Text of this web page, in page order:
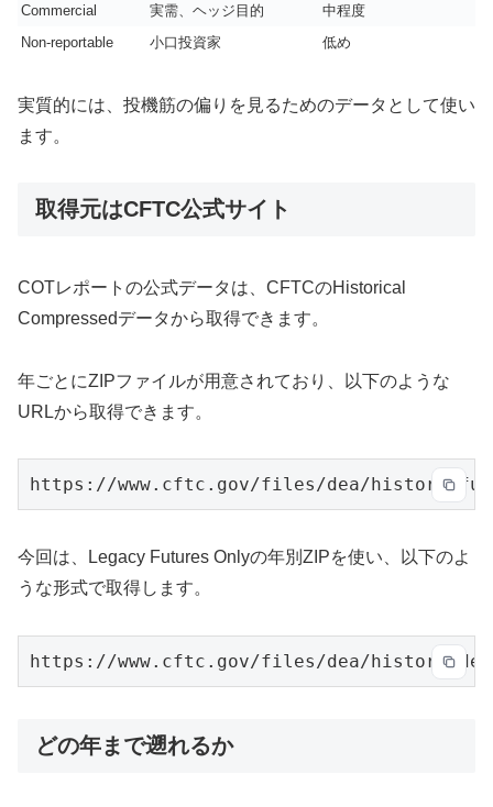
Commercial
実需、ヘッジ目的
中程度
Non-reportable
小口投資家 低め
実質的には、投機筋の偏りを見るためのデータとして使い
ます。
取得元はCFTC公式サイト
COTレポートの公式データは、CFTCのHistorical
Compressedデータから取得できます。
年ごとにZIPファイルが用意されており、以下のような
URLから取得できます。
https://www.cftc.gov/files/dea/history/
今回は、Legacy Futures Onlyの年別ZIPを使い、以下のよ
うな形式で取得します。
https://www.cftc.gov/files/dea/history/
どの年まで遡れるか